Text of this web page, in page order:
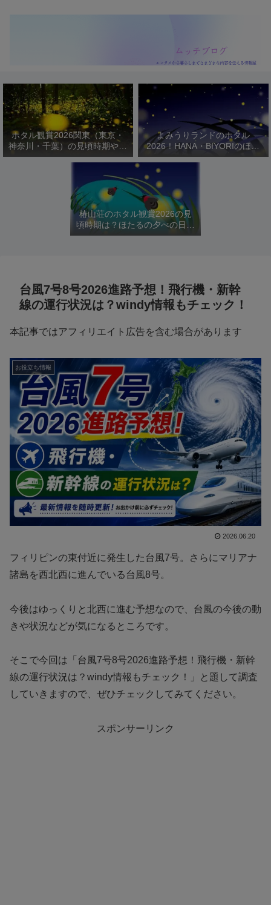
ホタル観賞2026関東（東京・
神奈川・千葉）の見頃時期やお
すすめスポットを紹介！
よみうりランドのホタル
2026！HANA・BIYORIのほた
るびより開催日程や駐車場は？
椿山荘のホタル観賞2026の見
頃時期は？ほたるの夕べの日程
や料金を紹介！
台風7号8号2026進路予想！飛行機・新幹
線の運行状況は？windy情報もチェック！
本記事ではアフィリエイト広告を含む場合があります
お役立ち情報
2026.06.20
フィリピンの東付近に発生した台風7号。さらにマリアナ
諸島を西北西に進んでいる台風8号。
今後はゆっくりと北西に進む予想なので、台風の今後の動
きや状況などが気になるところです。
そこで今回は「台風7号8号2026進路予想！飛行機・新幹
線の運行状況は？windy情報もチェック！」と題して調査
していきますので、ぜひチェックしてみてください。
スポンサーリンク